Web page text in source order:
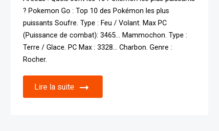
? Pokemon Go : Top 10 des Pokémon les plus
puissants Soufre. Type : Feu / Volant. Max PC
(Puissance de combat): 3465… Mammochon. Type :
Terre / Glace. PC Max : 3328… Charbon. Genre :
Rocher.
Lire la suite